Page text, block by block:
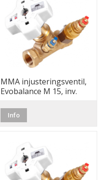
MMA injusteringsventil,
Evobalance M 15, inv.
Info